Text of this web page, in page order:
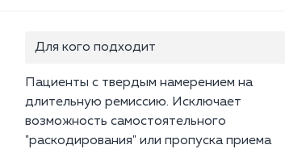
Для кого подходит
Пациенты с твердым намерением на
длительную ремиссию. Исключает
возможность самостоятельного
"раскодирования" или пропуска приема